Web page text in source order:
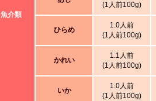
魚介類
(1人前100g)
ひらめ
1.0人前
(1人前100g)
かれい
1.1人前
(1人前100g)
いか
1.0人前
(1人前100g)